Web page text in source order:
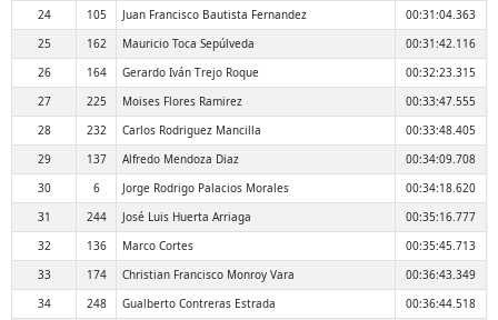
24
105 Juan Francisco Bautista Fernandez
00:31:04.363
25
162 Mauricio Toca Sepúlveda
00:31:42.116
26
164 Gerardo Iván Trejo Roque
00:32:23.315
27
225 Moises Flores Ramirez
00:33:47.555
28
232 Carlos Rodriguez Mancilla
00:33:48.405
29
137 Alfredo Mendoza Diaz
00:34:09.708
30
6 Jorge Rodrigo Palacios Morales
00:34:18.620
31
244 José Luis Huerta Arriaga
00:35:16.777
32
136 Marco Cortes
00:35:45.713
33
174 Christian Francisco Monroy Vara
00:36:43.349
34
248 Gualberto Contreras Estrada
00:36:44.518